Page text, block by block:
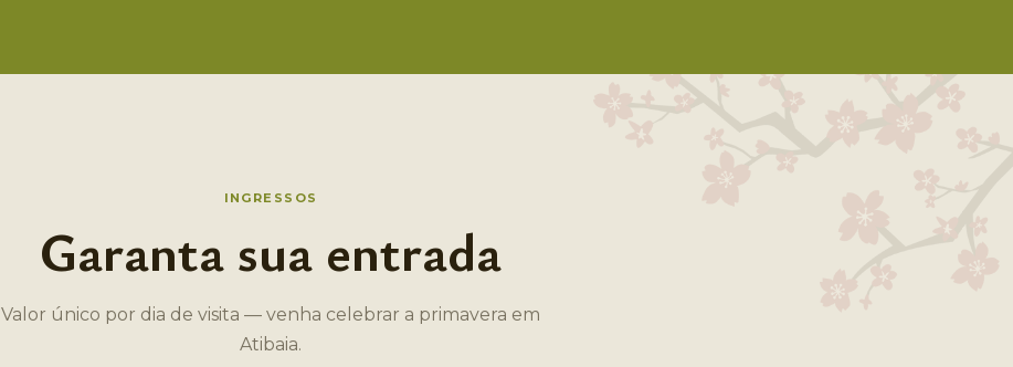
INGRESSOS
Garanta sua entrada
Valor único por dia de visita — venha celebrar a primavera em
Atibaia.